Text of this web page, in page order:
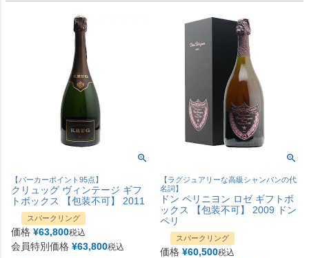
【パーカーポイント95点】
クリュッグ ヴィンテージ ギフ
トボックス 【包装不可】 2011
スパークリング
価格 ¥63,800税込
会員特別価格 ¥63,800税込
【ラグジュアリーな高級シャンパンの代
名詞】
ドン ペリニヨン ロゼ ギフトボ
ックス 【包装不可】 2009 ドン
ペリ
スパークリング
価格 ¥60,500税込